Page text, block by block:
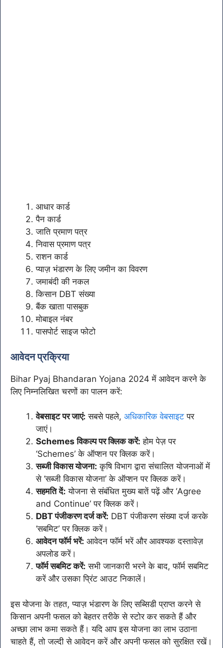
आधार कार्ड
पैन कार्ड
जाति प्रमाण पत्र
निवास प्रमाण पत्र
राशन कार्ड
प्याज़ भंडारण के लिए जमीन का विवरण
जमाबंदी की नकल
किसान DBT संख्या
बैंक खाता पासबुक
मोबाइल नंबर
पासपोर्ट साइज फोटो
आवेदन प्रक्रिया
Bihar Pyaj Bhandaran Yojana 2024 में आवेदन करने के
लिए निम्नलिखित चरणों का पालन करें:
वेबसाइट पर जाएं: सबसे पहले, अधिकारिक वेबसाइट पर
जाएं।
Schemes विकल्प पर क्लिक करें: होम पेज़ पर
‘Schemes’ के ऑप्शन पर क्लिक करें।
सब्जी विकास योजना: कृषि विभाग द्वारा संचालित योजनाओं में
से ‘सब्जी विकास योजना’ के ऑप्शन पर क्लिक करें।
सहमति दें: योजना से संबंधित मुख्य बातें पढ़ें और ‘Agree
and Continue’ पर क्लिक करें।
DBT पंजीकरण दर्ज करें: DBT पंजीकरण संख्या दर्ज करके
‘सबमिट’ पर क्लिक करें।
आवेदन फॉर्म भरें: आवेदन फॉर्म भरें और आवश्यक दस्तावेज़
अपलोड करें।
फॉर्म सबमिट करें: सभी जानकारी भरने के बाद, फॉर्म सबमिट
करें और उसका प्रिंट आउट निकालें।
इस योजना के तहत, प्याज़ भंडारण के लिए सब्सिडी प्राप्त करने से
किसान अपनी फसल को बेहतर तरीके से स्टोर कर सकते हैं और
अच्छा लाभ कमा सकते हैं। यदि आप इस योजना का लाभ उठाना
चाहते हैं, तो जल्दी से आवेदन करें और अपनी फसल को सुरक्षित रखें।